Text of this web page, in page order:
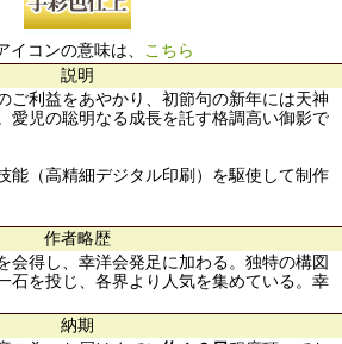
イコンの意味は、 こちら
説明
ご利益をあやかり、初節句の新年には天神
愛児の聡明なる成長を託す格調高い御影で
能（高精細デジタル印刷）を駆使して制作
作者略歴
会得し、幸洋会発足に加わる。独特の構図
石を投じ、各界より人気を集めている。幸
納期